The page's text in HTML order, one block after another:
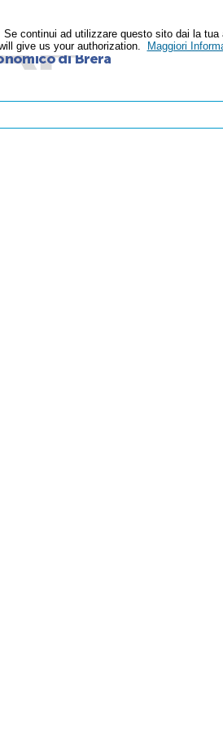
continui ad utilizzare questo sito dai la
give us your authorization.
Maggiori